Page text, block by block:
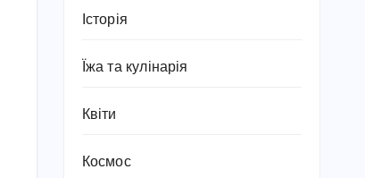
Історія
Їжа та кулінарія
Квіти
Космос